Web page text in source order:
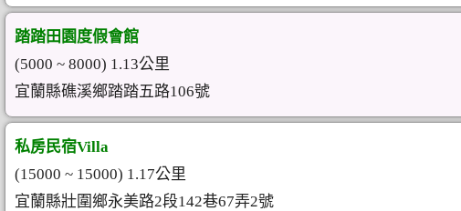
踏踏田園度假會館
(5000 ~ 8000) 1.13公里
宜蘭縣礁溪鄉踏踏五路106號
私房民宿Villa
(15000 ~ 15000) 1.17公里
宜蘭縣壯圍鄉永美路2段142巷67弄2號